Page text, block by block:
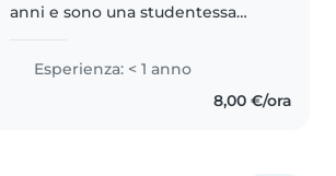
anni e sono una studentessa
frequento il corso di laurea in
Psicologia presso l'Università
degli Studi di Perugia. Nel 2024..
Esperienza: < 1 anno
8,00 €/ora